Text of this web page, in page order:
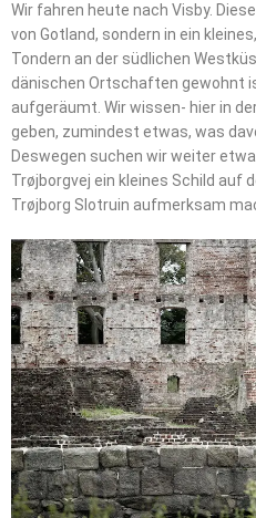
Wir fahren heute nach Visby.
von Gotland, sondern in ein
Tondern an der südlichen
dänischen Ortschaften gewohnt
aufgeräumt. Wir wissen- hier in
geben, zumindest etwas, was
Deswegen suchen wir weiter
Trøjborgvej ein kleines Schild auf
Trøjborg Slotruin aufmerksam